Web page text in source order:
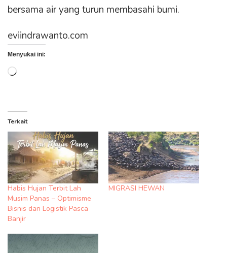
bersama air yang turun membasahi bumi.
eviindrawanto.com
Menyukai ini:
Memuat...
Terkait
Habis Hujan Terbit Lah
Musim Panas – Optimisme
Bisnis dan Logistik Pasca
Banjir
MIGRASI HEWAN